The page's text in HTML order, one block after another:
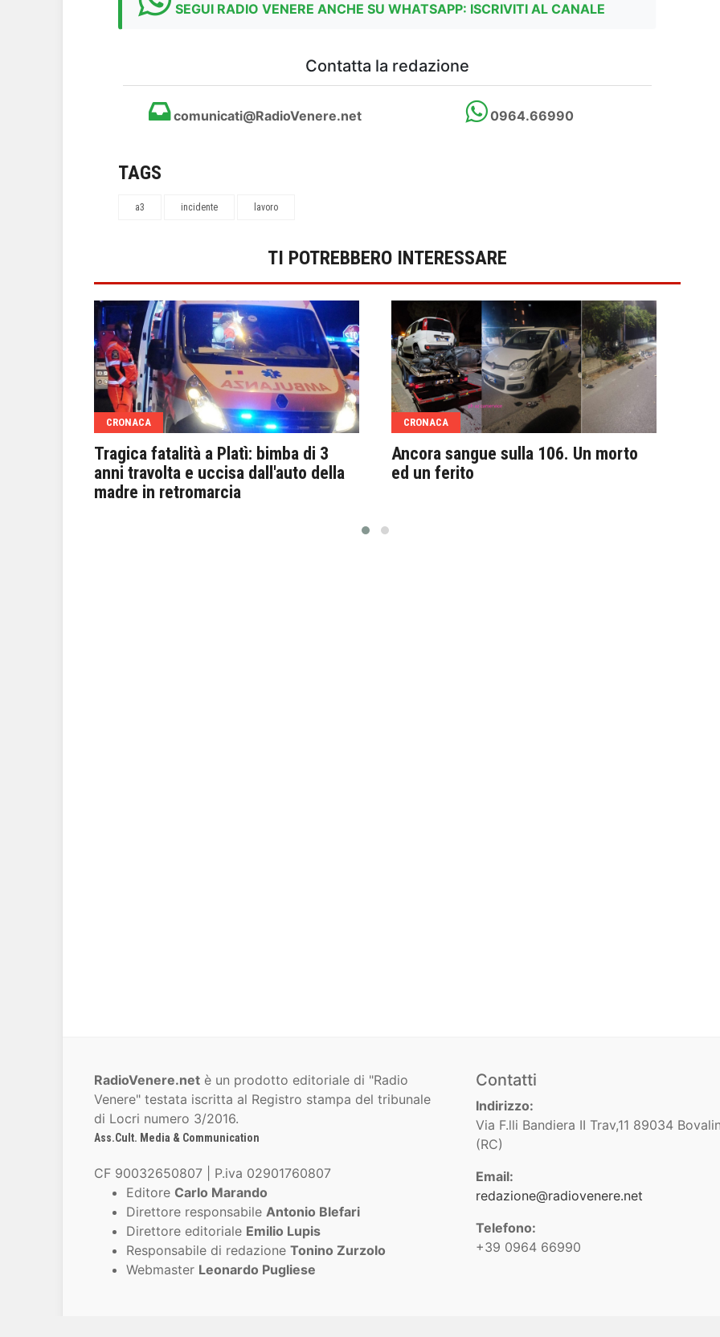
SEGUI RADIO VENERE ANCHE SU WHATSAPP: ISCRIVITI AL CANALE
Contatta la redazione
comunicati@RadioVenere.net 0964.66990
TAGS
a3 incidente lavoro
TI POTREBBERO INTERESSARE
CRONACA
Tragica fatalità a Platì: bimba di 3
anni travolta e uccisa dall'auto della
madre in retromarcia
CRONACA
Ancora sangue sulla 106. Un morto
ed un ferito
RadioVenere.net è un prodotto editoriale di "Radio
Venere" testata iscritta al Registro stampa del tribunale
di Locri numero 3/2016.
Ass.Cult. Media & Communication
CF 90032650807 | P.iva 02901760807
Editore Carlo Marando
Direttore responsabile Antonio Blefari
Direttore editoriale Emilio Lupis
Responsabile di redazione Tonino Zurzolo
Webmaster Leonardo Pugliese
Contatti
Indirizzo:
Via F.lli Bandiera II Trav,11 89034
(RC)
Email:
redazione@radiovenere.net
Telefono:
+39 0964 66990